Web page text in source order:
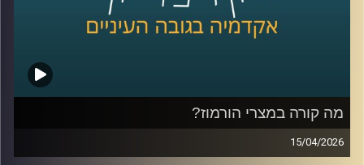
היום נדבר עם יונתן דייויס, סגן נשיא לקשרי חוץ וראש בית
הספר הבינלאומי ע״ש רפאל רקנאטי באוניברסיטת רייכמן,
מהשירות כחייל בודד בצנחנים, דרך שליחויות ברחבי העולם,
בברית המועצות לשעבר, בקייפטאון, בוסטון ורומא ועד
לעבודה יומיומית עם אלפי סטודנטים בינלאומיים, הוא רואה
מקרוב איך העולם משתנה, ואיך צעירים יהודים מקבלים
מה קורה במצרי הורמוז?
15/04/2026